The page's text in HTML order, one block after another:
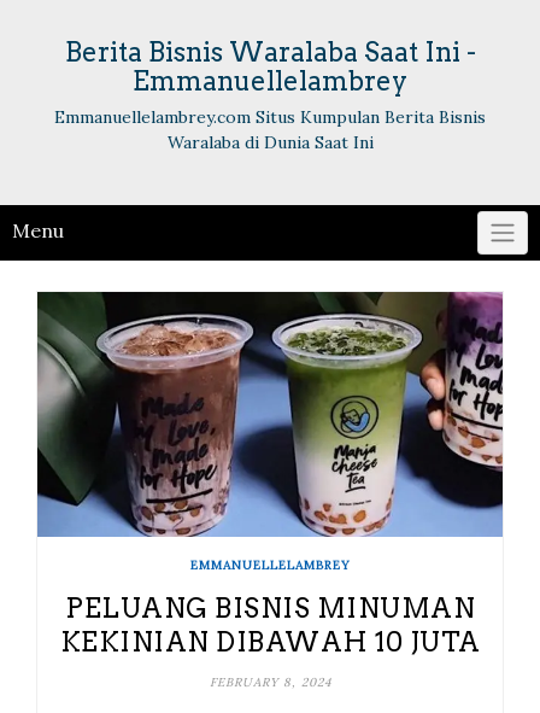
Berita Bisnis Waralaba Saat Ini -
Emmanuellelambrey
Emmanuellelambrey.com Situs Kumpulan Berita Bisnis
Waralaba di Dunia Saat Ini
Menu
EMMANUELLELAMBREY
PELUANG BISNIS MINUMAN
KEKINIAN DIBAWAH 10 JUTA
FEBRUARY 8, 2024